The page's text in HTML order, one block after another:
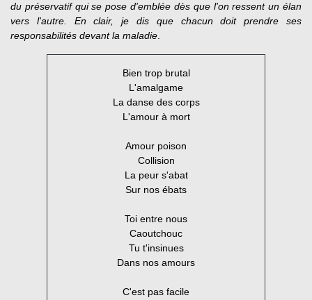
du préservatif qui se pose d'emblée dès que l'on ressent un élan
vers l'autre. En clair, je dis que chacun doit prendre ses
responsabilités devant la maladie
Bien trop brutal
L'amalgame
La danse des corps
L'amour à mort
Amour poison
Collision
La peur s'abat
Sur nos ébats
Toi entre nous
Caoutchouc
Tu t'insinues
Dans nos amours
C'est pas facile